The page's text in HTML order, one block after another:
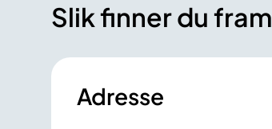
Slik finner du fram
Adresse